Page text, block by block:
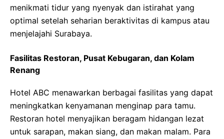
menikmati tidur yang nyenyak dan istirahat yang
optimal setelah seharian beraktivitas di kampus atau
menjelajahi Surabaya.
Fasilitas Restoran, Pusat Kebugaran, dan Kolam
Renang
Hotel ABC menawarkan berbagai fasilitas yang dapat
meningkatkan kenyamanan menginap para tamu.
Restoran hotel menyajikan beragam hidangan lezat
untuk sarapan, makan siang, dan makan malam. Para